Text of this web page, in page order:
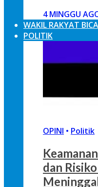
4 MINGGU
WAKIL RAKYAT
POLITIK
OPINI • Politik
dan